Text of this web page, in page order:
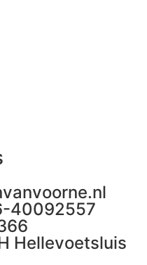
40092557
Hellevoetsluis